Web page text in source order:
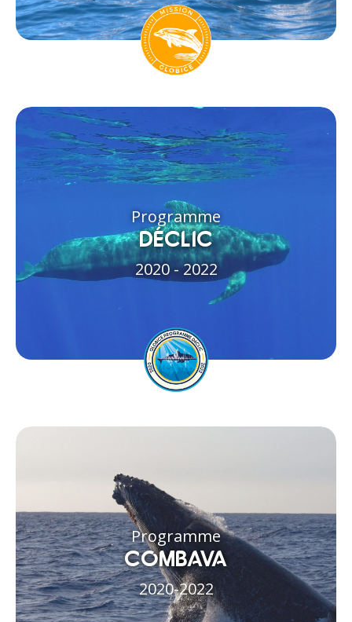
Programme
DÉCLIC
2020 - 2022
Programme
COMBAVA
2020-2022